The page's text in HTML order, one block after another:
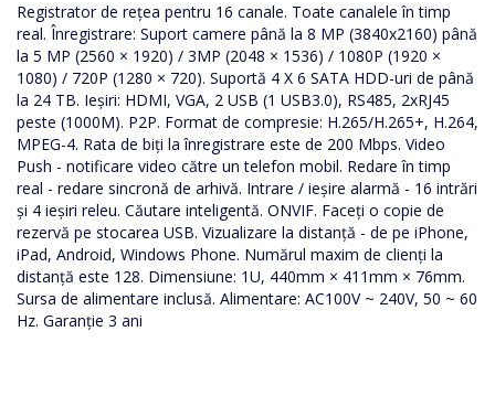
Registrator de rețea pentru 16 canale. Toate canalele în timp
real. Înregistrare: Suport camere până la 8 MP (3840x2160) până
la 5 MP (2560 × 1920) / 3MP (2048 × 1536) / 1080P (1920 ×
1080) / 720P (1280 × 720). Suportă 4 X 6 SATA HDD-uri de până
la 24 TB. Ieșiri: HDMI, VGA, 2 USB (1 USB3.0), RS485, 2xRJ45
peste (1000M). P2P. Format de compresie: H.265/H.265+, H.264,
MPEG-4. Rata de biți la înregistrare este de 200 Mbps. Video
Push - notificare video către un telefon mobil. Redare în timp
real - redare sincronă de arhivă. Intrare / ieșire alarmă - 16 intrări
și 4 ieșiri releu. Căutare inteligentă. ONVIF. Faceți o copie de
rezervă pe stocarea USB. Vizualizare la distanță - de pe iPhone,
iPad, Android, Windows Phone. Numărul maxim de clienți la
distanță este 128. Dimensiune: 1U, 440mm × 411mm × 76mm.
Sursa de alimentare inclusă. Alimentare: AC100V ~ 240V, 50 ~ 60
Hz. Garanție 3 ani